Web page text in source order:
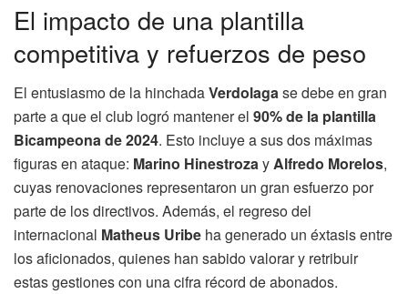
El impacto de una plantilla
competitiva y refuerzos de peso
El entusiasmo de la hinchadaVerdolagase debe en gran
parte a que el club logró mantener el 90% de la plantilla
Bicampeona de 2024. Esto incluye a sus dos máximas
figuras en ataque: Marino HinestrozayAlfredo Morelos,
cuyas renovaciones representaron un gran esfuerzo por
parte de los directivos. Además, el regreso del
internacional Matheus Uribe ha generado un éxtasis entre
los aficionados, quienes han sabido valorar y retribuir
estas gestiones con una cifra récord de abonados.